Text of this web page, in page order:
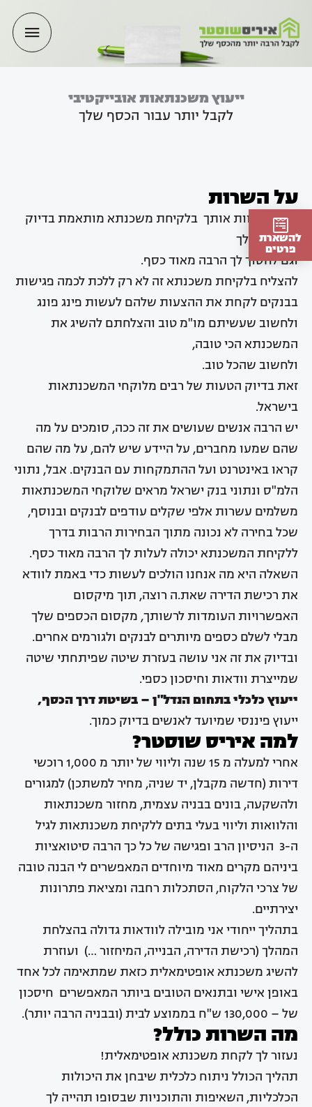
לתוכן
ראשי
ייעוץ משכנתאות אובייקטיבי
לקבל יותר עבור הכסף שלך
על השרות
תן.י לי ללוות אותך בלקיחת משכנתא מותאמת בדיוק
לצרכים שלך
וגם לחסוך לך הרבה מאוד כסף.
להצליח בלקיחת משכנתא זה לא רק ללכת לכמה פגישות
בבנקים לקחת את ההצעות שלהם לעשות פינג פונג
ולחשוב שעשיתם מו"מ טוב והצלחתם להשיג את
המשכנתא הכי טובה,
ולחשוב שהכל טוב.
זאת בדיוק הטעות של רבים מלוקחי המשכנתאות
בישראל.
יש הרבה אנשים שעושים את זה ככה, סומכים על מה
שהם שמעו מחברים, על היידע שיש להם, על מה שהם
קראו באינטרנט ועל ההתמקחות עם הבנקים. אבל, נתוני
הלמ"ס ונתוני בנק ישראל מראים שלוקחי המשכנתאות
משלמים עשרות אלפי שקלים עודפים לבנקים ובנוסף,
שכל בחירה לא נכונה מתוך הבחירות הרבות בדרך
ללקיחת המשכנתא יכולה לעלות לך הרבה מאוד כסף.
השאלה היא מה אנחנו הולכים לעשות כדי באמת לוודא
את רכישת הדירה שאת.ה רוצה, תוך מיקסום
האפשרויות העומדות לרשותך, מקסום הכספים שלך
מבלי לשלם כספים מיותרים לבנקים ולגורמים אחרים.
ובדיוק את זה אני עושה בעזרת שיטה שפיתחתי שיטה
שמייצרת וודאות וחיסכון כספי.
ייעוץ כלכלי בתחום הנדל"ן – בשיטת דרך הכסף,
ייעוץ פיננסי שמיועד לאנשים בדיוק כמוך.
למה איריס שוסטר?
אחרי למעלה מ 15 שנה וליווי של יותר מ 1,000 רוכשי
דירות (חדשה מקבלן, יד שניה, מחיר למשתכן) למגורים
ולהשקעה, בונים בבניה עצמית, מחזור משכנתאות
והלוואות וליווי בעלי בתים ללקיחת משכנתאות לגיל
ה-3 הניסיון הרב ופגישה של כל כך הרבה סיטואציות
ביניהם מקרים מאוד מיוחדים המאפשרים לי הבנה טובה
של צרכי הלקוח, הסתכלות רחבה ומציאת פתרונות
יצירתיים.
בתהליך ייחודי אני מובילה לוודאות גדולה בהצלחת
המהלך (רכישת הדירה, הבנייה, המיחזור …) ועוזרת
להשיג משכנתא אופטימאלית כזאת שמתאימה לכל אחד
באופן אישי ובתנאים הטובים ביותר המאפשרים חיסכון
של – 130,000 ש"ח בממוצע לבית (ובבניה הרבה יותר).
מה השרות כולל?
נעזור לך לקחת משכנתא אופטימאלית!
תהליך הכולל ניתוח כלכלית שיבחן את היכולות
הכלכליות, השאיפות והתוכניות שבסופו תהייה לך
להשארת
פרטים